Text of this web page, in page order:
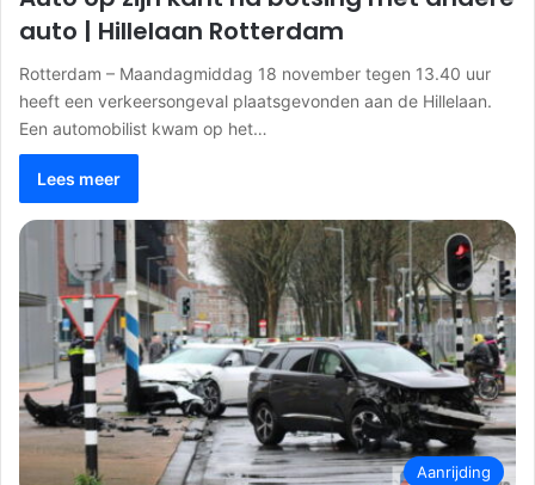
auto | Hillelaan Rotterdam
Rotterdam – Maandagmiddag 18 november tegen 13.40 uur
heeft een verkeersongeval plaatsgevonden aan de Hillelaan.
Een automobilist kwam op het…
Lees meer
Aanrijding